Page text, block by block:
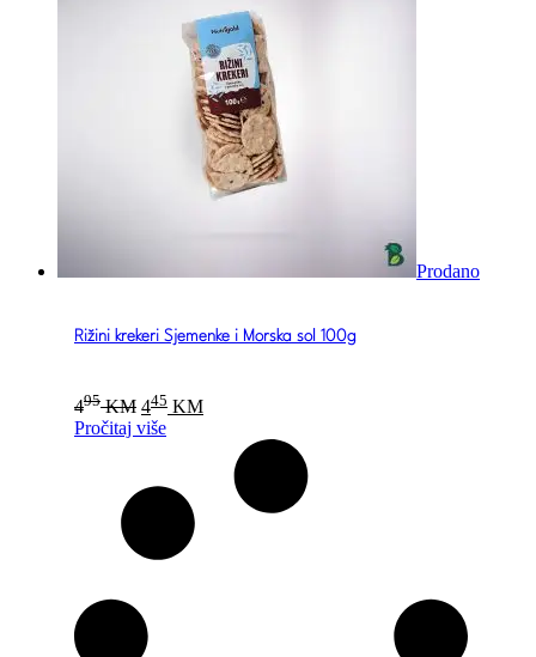
Prodano
Rižini krekeri Sjemenke i Morska sol 100g
495 KM Original
price
was:
445 KMCurrent
price
445 KM.
Pročitaj više